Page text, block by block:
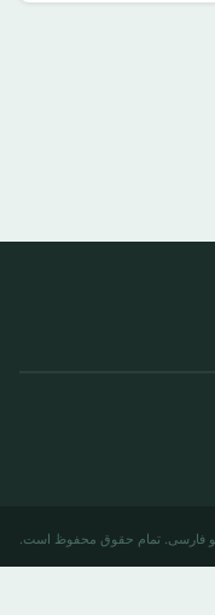
فارسی. تمام حقوق محفوظ است.